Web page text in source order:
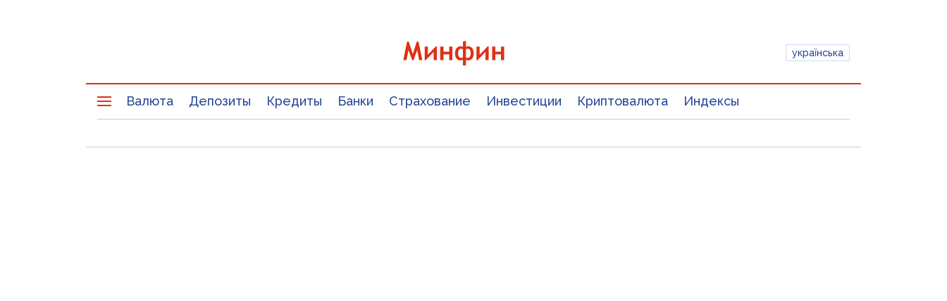
українська
Валюта Депозиты Кредиты Банки Страхование Инвестиции Криптовалюта Индексы